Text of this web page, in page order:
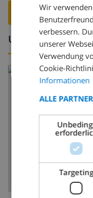
Umgebung
KARTE
Wir
verbessern.
unserer
Verwendung
Cookie-
Informationen
ALLE